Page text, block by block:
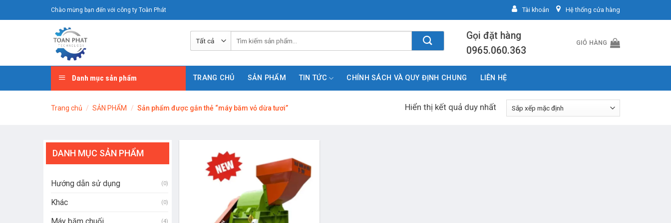
đến
Chào mừng bạn đến với công ty Toàn Phát Tài khoản Hệ thống cửa hàng
Gọi đặt hàng
0965.060.363
GIỎ HÀNG
Danh mục sản phẩm TRANG CHỦ SẢN PHẨM TIN TỨC CHÍNH SÁCH VÀ QUY ĐỊNH CHUNG LIÊN HỆ
Trang chủ / SẢN PHẨM / Sản phẩm được gắn thẻ “máy băm vỏ dừa tươi” Hiển thị kết quả duy nhất
DANH MỤC SẢN PHẨM
Hướng dẫn sử dụng (0)
Khác (0)
(4)